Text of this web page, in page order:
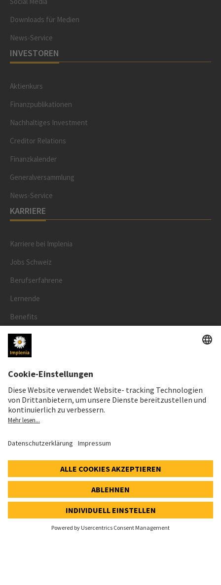
Downloads für Medien
News-Service
INVESTOREN
Aktienkurs
Finanzpublikationen
Nachhaltiges Investment
Creditor Relations
Finanzkalender
Generalversammlung
News-Service
KARRIERE
Karriere bei Implenia
Jobs Schweiz
Berufserfahrene
Lernende
Benefits
RECHTLICHES
Cookie- und Social-Media-Richtlinie
Cookie-Einstellungen
SWX: Implenia AG
62,30 CHF
-0,40 CHF (-0,64%)